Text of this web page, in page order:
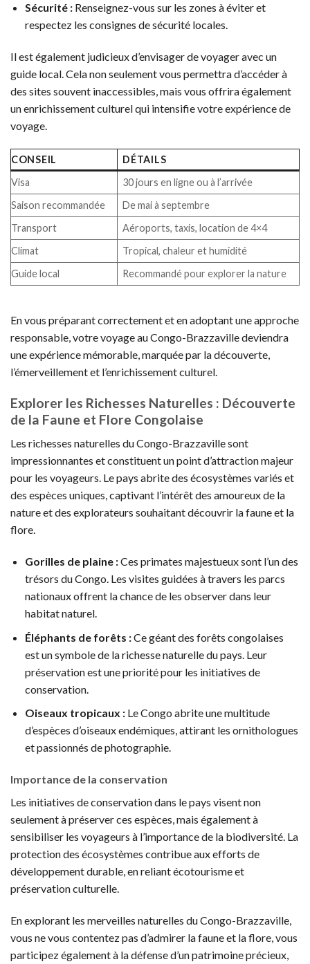
Sécurité :Renseignez-vous sur les zones à éviter et
respectez les consignes de sécurité locales.
Il est également judicieux d’envisager de voyager avec un
guide local. Cela non seulement vous permettra d’accéder à
des sites souvent inaccessibles, mais vous offrira également
un enrichissement culturel qui intensifie votre expérience de
voyage.
CONSEIL
DÉTAILS
Visa
30 jours en ligne ou à l’arrivée
Saison recommandée
De mai à septembre
Transport
Aéroports, taxis, location de 4×4
Climat
Tropical, chaleur et humidité
Guide local
Recommandé pour explorer la nature
En vous préparant correctement et en adoptant une approche
responsable, votre voyage au Congo-Brazzaville deviendra
une expérience mémorable, marquée par la découverte,
l’émerveillement et l’enrichissement culturel.
Explorer les Richesses Naturelles : Découverte
de la Faune et Flore Congolaise
Les richesses naturelles du Congo-Brazzaville sont
impressionnantes et constituent un point d’attraction majeur
pour les voyageurs. Le pays abrite des écosystèmes variés et
des espèces uniques, captivant l’intérêt des amoureux de la
nature et des explorateurs souhaitant découvrir la faune et la
flore.
Gorilles de plaine :Ces primates majestueux sont l’un des
trésors du Congo. Les visites guidées à travers les parcs
nationaux offrent la chance de les observer dans leur
habitat naturel.
Éléphants de forêts :Ce géant des forêts congolaises
est un symbole de la richesse naturelle du pays. Leur
préservation est une priorité pour les initiatives de
conservation.
Oiseaux tropicaux :Le Congo abrite une multitude
d’espèces d’oiseaux endémiques, attirant les ornithologues
et passionnés de photographie.
Importance de la conservation
Les initiatives de conservation dans le pays visent non
seulement à préserver ces espèces, mais également à
sensibiliser les voyageurs à l’importance de la biodiversité. La
protection des écosystèmes contribue aux efforts de
développement durable, en reliant écotourisme et
préservation culturelle.
En explorant les merveilles naturelles du Congo-Brazzaville,
vous ne vous contentez pas d’admirer la faune et la flore, vous
participez également à la défense d’un patrimoine précieux,